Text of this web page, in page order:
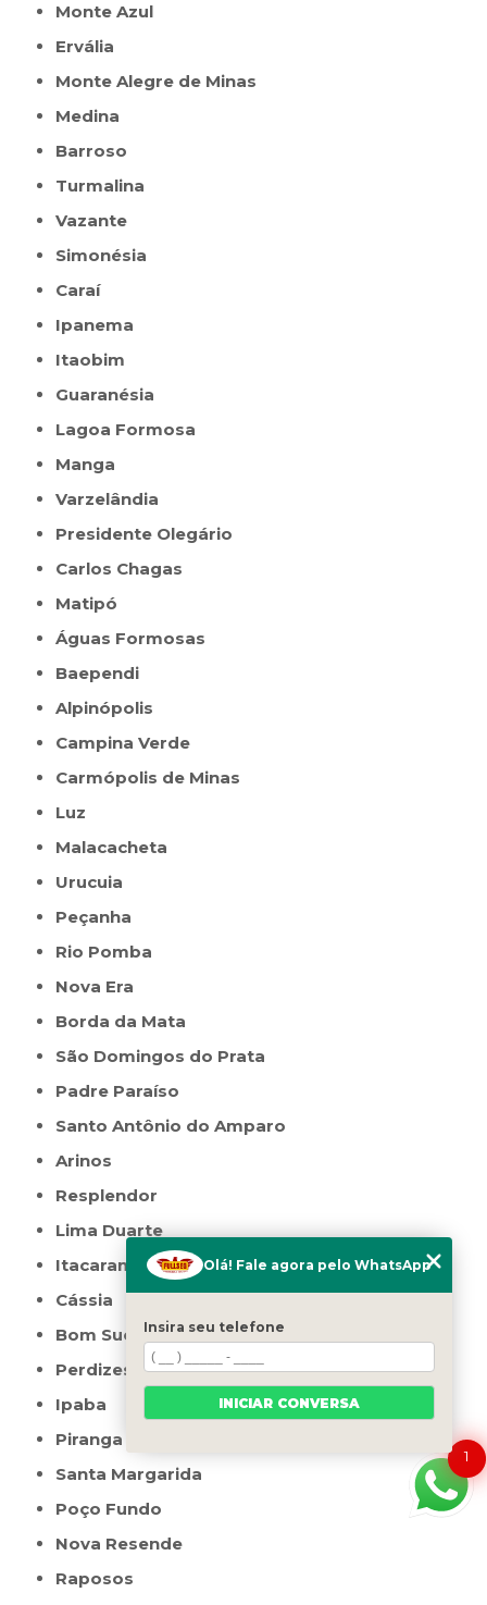
Monte Azul
Ervália
Monte Alegre de Minas
Medina
Barroso
Turmalina
Vazante
Simonésia
Caraí
Ipanema
Itaobim
Guaranésia
Lagoa Formosa
Manga
Varzelândia
Presidente Olegário
Carlos Chagas
Matipó
Águas Formosas
Baependi
Alpinópolis
Campina Verde
Carmópolis de Minas
Luz
Malacacheta
Urucuia
Peçanha
Rio Pomba
Nova Era
Borda da Mata
São Domingos do Prata
Padre Paraíso
Santo Antônio do Amparo
Arinos
Resplendor
Lima Duarte
Itacarambi
Cássia
Bom Sucesso
Perdizes
Ipaba
Piranga
Santa Margarida
Poço Fundo
Nova Resende
Raposos
1
Olá! Fale agora pelo WhatsApp
Insira seu telefone
INICIAR CONVERSA